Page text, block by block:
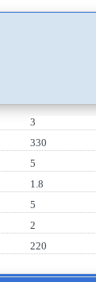
3
330
5
1.8
5
2
220